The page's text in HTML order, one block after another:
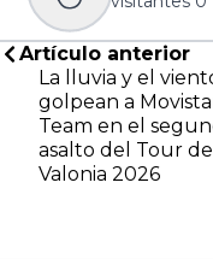
Artículo anterior
La lluvia y el
golpean a
Team en el
asalto del Tour de
Valonia 2026